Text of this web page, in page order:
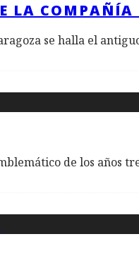
LA COMPAÑÍA
se halla el
de los años